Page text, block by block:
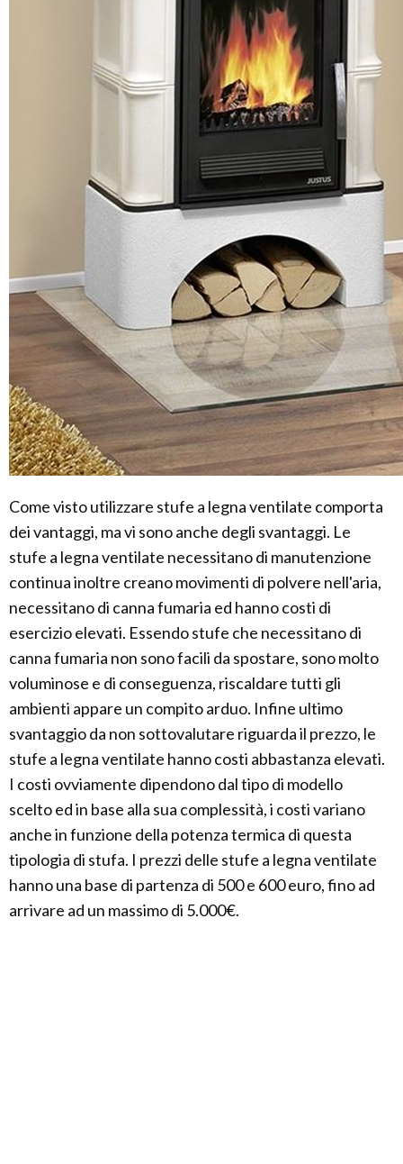
Come visto utilizzare stufe a legna ventilate comporta
dei vantaggi, ma vi sono anche degli svantaggi. Le
stufe a legna ventilate necessitano di manutenzione
continua inoltre creano movimenti di polvere nell'aria,
necessitano di canna fumaria ed hanno costi di
esercizio elevati. Essendo stufe che necessitano di
canna fumaria non sono facili da spostare, sono molto
voluminose e di conseguenza, riscaldare tutti gli
ambienti appare un compito arduo. Infine ultimo
svantaggio da non sottovalutare riguarda il prezzo, le
stufe a legna ventilate hanno costi abbastanza elevati.
I costi ovviamente dipendono dal tipo di modello
scelto ed in base alla sua complessità, i costi variano
anche in funzione della potenza termica di questa
tipologia di stufa. I prezzi delle stufe a legna ventilate
hanno una base di partenza di 500 e 600 euro, fino ad
arrivare ad un massimo di 5.000€.